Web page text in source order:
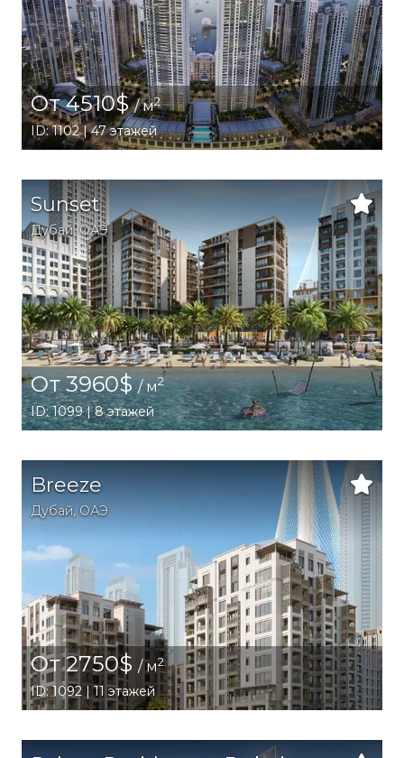
От 4510$/ м2
ID: 1102 | 47 этажей
Sunset
Дубай,ОАЭ
От 3960$/ м2
ID: 1099 | 8 этажей
Breeze
Дубай, ОАЭ
От 2750$ / м2
ID: 1092 | 11 этажей